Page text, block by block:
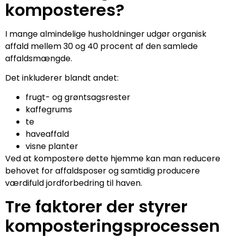
komposteres?
I mange almindelige husholdninger udgør organisk
affald mellem 30 og 40 procent af den samlede
affaldsmængde.
Det inkluderer blandt andet:
frugt- og grøntsagsrester
kaffegrums
te
haveaffald
visne planter
Ved at kompostere dette hjemme kan man reducere
behovet for affaldsposer og samtidig producere
værdifuld jordforbedring til haven.
Tre faktorer der styrer
komposteringsprocessen